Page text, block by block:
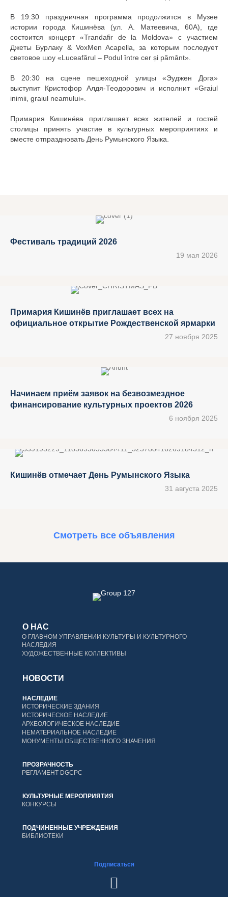
В 19:30 праздничная программа продолжится в Музее
истории города Кишинёва (ул. А. Матеевича, 60А), где
состоится концерт «Trandafir de la Moldova» с участием
Джеты Бурлаку & VoxMen Acapella, за которым последует
световое шоу «Luceafărul – Podul între cer și pământ».
В 20:30 на сцене пешеходной улицы «Эуджен Дога»
выступит Кристофор Алдя-Теодорович и исполнит «Graiul
inimii, graiul neamului».
Примария Кишинёва приглашает всех жителей и гостей
столицы принять участие в культурных мероприятиях и
вместе отпраздновать День Румынского Языка.
Фестиваль традиций 2026
19 мая 2026
Примария Кишинёв приглашает всех на
официальное открытие Рождественской ярмарки
27 ноября 2025
Начинаем приём заявок на безвозмездное
финансирование культурных проектов 2026
6 ноября 2025
Кишинёв отмечает День Румынского Языка
31 августа 2025
Смотреть все объявления
О НАС
О ГЛАВНОМ УПРАВЛЕНИИ КУЛЬТУРЫ И КУЛЬТУРНОГО
НАСЛЕДИЯ
ХУДОЖЕСТВЕННЫЕ КОЛЛЕКТИВЫ
НОВОСТИ
НАСЛЕДИЕ
ИСТОРИЧЕСКИЕ ЗДАНИЯ
ИСТОРИЧЕСКОЕ НАСЛЕДИЕ
АРХЕОЛОГИЧЕСКОЕ НАСЛЕДИЕ
НЕМАТЕРИАЛЬНОЕ НАСЛЕДИЕ
МОНУМЕНТЫ ОБЩЕСТВЕННОГО ЗНАЧЕНИЯ
ПРОЗРАЧНОСТЬ
РЕГЛАМЕНТ DGCPC
КУЛЬТУРНЫЕ МЕРОПРИЯТИЯ
КОНКУРСЫ
ПОДЧИНЕННЫЕ УЧРЕЖДЕНИЯ
БИБЛИОТЕКИ
Подписаться